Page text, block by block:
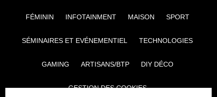
FÉMININ INFOTAINMENT MAISON SPORT
SÉMINAIRES ET EVÉNEMENTIEL TECHNOLOGIES
GAMING ARTISANS/BTP DIY DÉCO
GESTION DES COOKIES